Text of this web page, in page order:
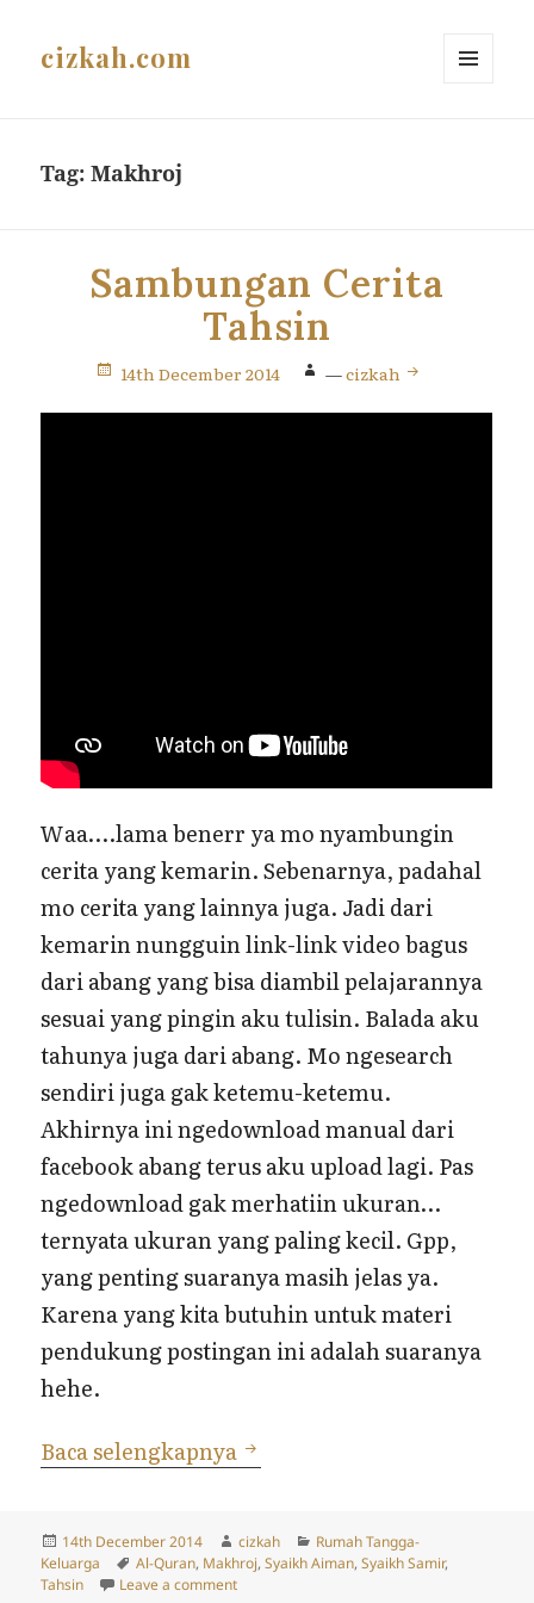
cizkah.com
Tag:Makhroj
Sambungan Cerita
Tahsin
14th December 2014 —cizkah
Waa….lama benerr ya mo nyambungin
cerita yang kemarin. Sebenarnya, padahal
mo cerita yang lainnya juga. Jadi dari
kemarin nungguin link-link video bagus
dari abang yang bisa diambil pelajarannya
sesuai yang pingin aku tulisin. Balada aku
tahunya juga dari abang. Mo ngesearch
sendiri juga gak ketemu-ketemu.
Akhirnya ini ngedownload manual dari
facebook abang terus aku upload lagi. Pas
ngedownload gak merhatiin ukuran…
ternyata ukuran yang paling kecil. Gpp,
yang penting suaranya masih jelas ya.
Karena yang kita butuhin untuk materi
pendukung postingan ini adalah suaranya
hehe.
Baca selengkapnya Sambungan Cerita Tahsin
Posted
on
14th December 2014 Author
cizkah Categories
Rumah Tangga-
Keluarga
Tags
Al-Quran, Makhroj,Syaikh Aiman,Syaikh Samir,
Tahsin
Leave a commenton Sambungan Cerita Tahsin